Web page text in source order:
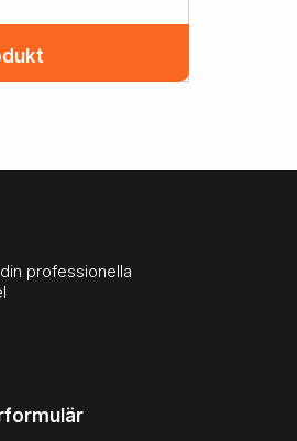
professionella